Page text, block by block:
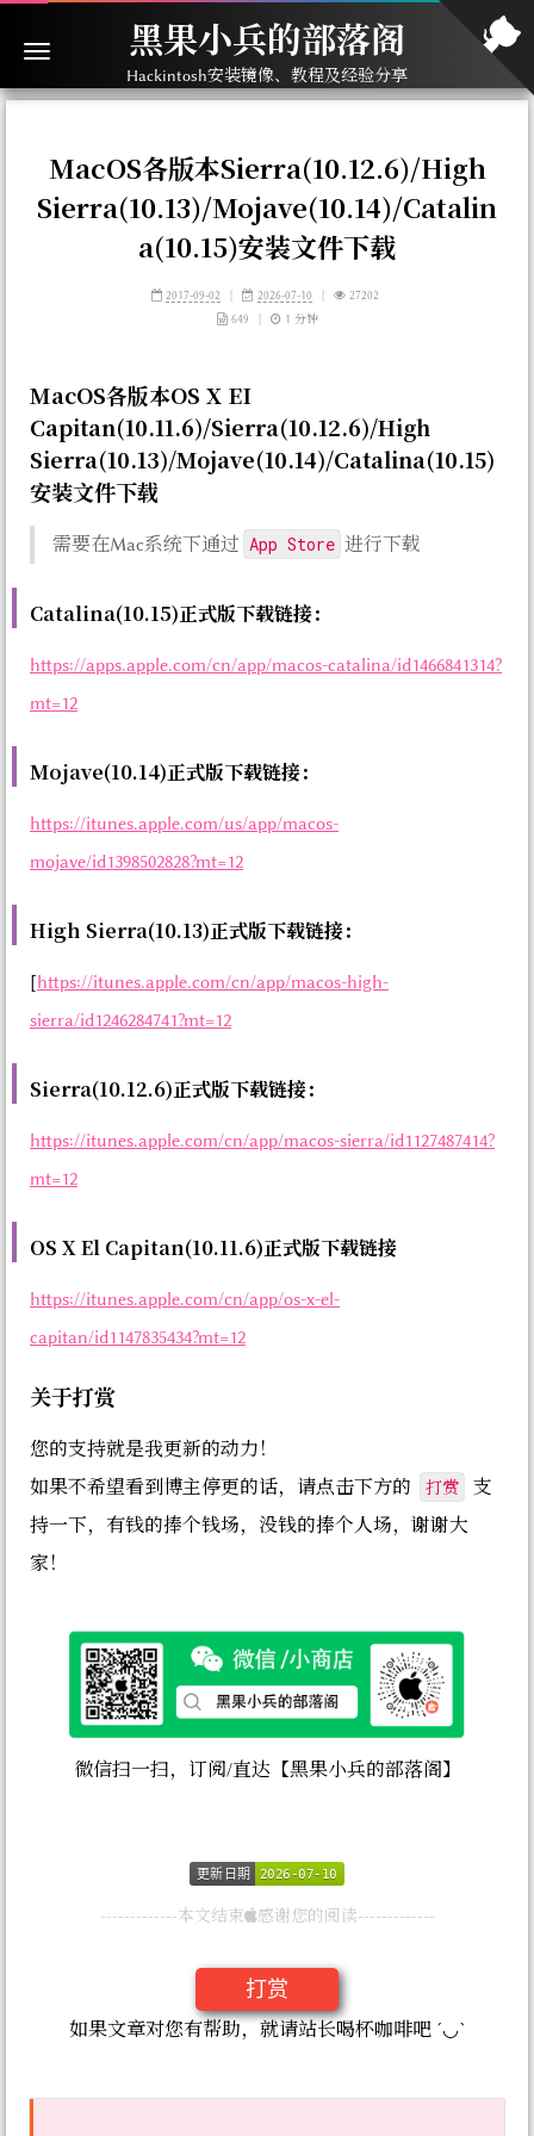
黑果小兵的部落阁
Hackintosh安装镜像、教程及经验分享
MacOS各版本Sierra(10.12.6)/High
Sierra(10.13)/Mojave(10.14)/Catalin
a(10.15)安装文件下载
2017-09-02 2026-07-10
27202
649
1 分钟
MacOS各版本OS X EI
Capitan(10.11.6)/Sierra(10.12.6)/High
Sierra(10.13)/Mojave(10.14)/Catalina(10.15)
安装文件下载
需要在Mac系统下通过 App Store 进行下载
Catalina(10.15)正式版下载链接：
https://apps.apple.com/cn/app/macos-catalina/id1466841314?
mt=12
Mojave(10.14)正式版下载链接：
https://itunes.apple.com/us/app/macos-
mojave/id1398502828?mt=12
High Sierra(10.13)正式版下载链接：
[https://itunes.apple.com/cn/app/macos-high-
sierra/id1246284741?mt=12
Sierra(10.12.6)正式版下载链接：
https://itunes.apple.com/cn/app/macos-sierra/id1127487414?
mt=12
OS X El Capitan(10.11.6)正式版下载链接
https://itunes.apple.com/cn/app/os-x-el-
capitan/id1147835434?mt=12
关于打赏
您的支持就是我更新的动力！
如果不希望看到博主停更的话，请点击下方的
打赏
支
持一下，有钱的捧个钱场，没钱的捧个人场，谢谢大
家！
微信扫一扫，订阅/直达【黑果小兵的部落阁】
更新日期
更新日期 2026-07-10
2026-07-10
-------------本文结束 感谢您的阅读-------------
打赏
如果文章对您有帮助，就请站长喝杯咖啡吧 ´◡`